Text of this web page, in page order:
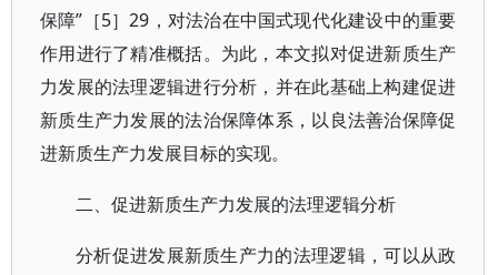
保障”［5］29，对法治在中国式现代化建设中的重要
作用进行了精准概括。为此，本文拟对促进新质生产
力发展的法理逻辑进行分析，并在此基础上构建促进
新质生产力发展的法治保障体系，以良法善治保障促
进新质生产力发展目标的实现。
二、促进新质生产力发展的法理逻辑分析
分析促进发展新质生产力的法理逻辑，可以从政